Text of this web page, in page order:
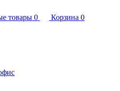
товары 0 Корзина 0